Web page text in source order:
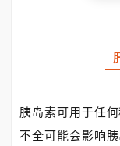
胰岛素可用于任
不全可能会影响